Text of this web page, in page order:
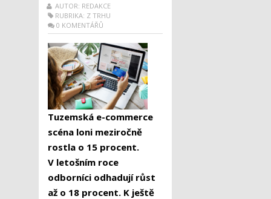
AUTOR: REDAKCE
RUBRIKA: Z TRHU
0 KOMENTÁŘŮ
Tuzemská e-commerce
scéna loni meziročně
rostla o 15 procent.
V letošním roce
odborníci odhadují růst
až o 18 procent. K ještě